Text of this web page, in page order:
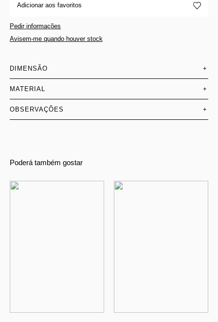
Adicionar aos favoritos
Pedir informações
Avisem-me quando houver stock
DIMENSÃO +
MATERIAL +
OBSERVAÇÕES +
Poderá também gostar